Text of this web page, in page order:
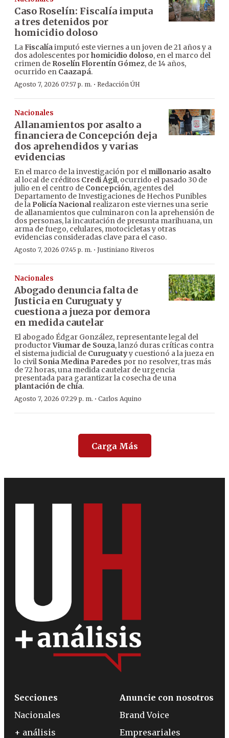
Caso Roselín: Fiscalía imputa
a tres detenidos por
homicidio doloso
LaFiscalíaimputó este viernes a un joven de 21 años y a
dos adolescentes porhomicidio doloso, en el marco del
crimen de Roselín Florentín Gómez, de 14 años,
ocurrido en Caazapá.
Agosto 7, 2026 07:57 p. m. · Redacción ÚH
Nacionales
Allanamientos por asalto a
financiera de Concepción deja
dos aprehendidos y varias
evidencias
En el marco de la investigación por el millonario asalto
al local de créditos Credi Ágil, ocurrido el pasado 30 de
julio en el centro de Concepción, agentes del
Departamento de Investigaciones de Hechos Punibles
de la Policía Nacionalrealizaron este viernes una serie
de allanamientos que culminaron con la aprehensión de
dos personas, la incautación de presunta marihuana, un
arma de fuego, celulares, motocicletas y otras
evidencias consideradas clave para el caso.
Agosto 7, 2026 07:45 p. m. · Justiniano Riveros
Nacionales
Abogado denuncia falta de
Justicia en Curuguaty y
cuestiona a jueza por demora
en medida cautelar
El abogado Édgar González, representante legal del
productorViumar de Souza, lanzó duras críticas contra
el sistema judicial de Curuguatyy cuestionó a la jueza en
lo civil Sonia Medina Paredes por no resolver, tras más
de 72 horas, una medida cautelar de urgencia
presentada para garantizar la cosecha de una
plantación de chía.
Agosto 7, 2026 07:29 p. m. · Carlos Aquino
Carga Más
Secciones
Nacionales
+ análisis
Anuncie con nosotros
Brand Voice
Empresariales